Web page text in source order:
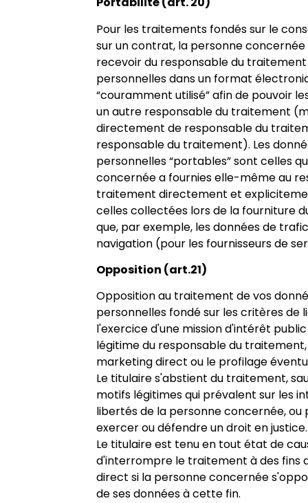
Pour les traitements fondés sur le
sur un contrat, la personne
recevoir du responsable du traitement
personnelles dans un format
“couramment utilisé” afin de pouvoir
un autre responsable du traitement
directement de responsable du
responsable du traitement). Les
personnelles “portables” sont celles
concernée a fournies elle-même au
traitement directement et
celles collectées lors de la fourniture
que, par exemple, les données de
navigation (pour les fournisseurs de
Opposition (art.21)
Opposition au traitement de vos
personnelles fondé sur les critères de
l'exercice d'une mission d'intérêt
légitime du responsable du
marketing direct ou le profilage
Le titulaire s'abstient du traitement,
motifs légitimes qui prévalent sur les
libertés de la personne concernée,
exercer ou défendre un droit en justice.
Le titulaire est tenu en tout état de
d'interrompre le traitement à des fins
direct si la personne concernée
de ses données à cette fin.